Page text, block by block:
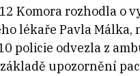
Komora rozhodla o
lékaře Pavla Málka,
policie odvezla z
upozornění